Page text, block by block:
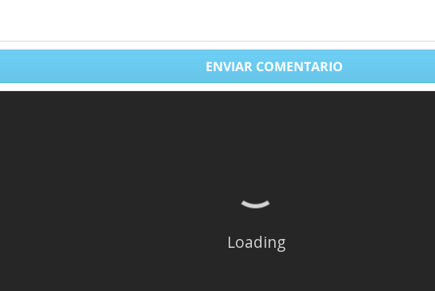
mujer
: calzado de trail running muy versátil, ideal para entrenar y competir con
e irregulares, e incluso opción a tener en cuenta como zapatilla rodadora.
ENVIAR COMENTARIO
Loading